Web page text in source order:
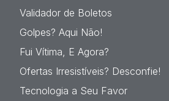
Validador de Boletos
Golpes? Aqui Não!
Fui Vítima, E Agora?
Ofertas Irresistíveis? Desconfie!
Tecnologia a Seu Favor